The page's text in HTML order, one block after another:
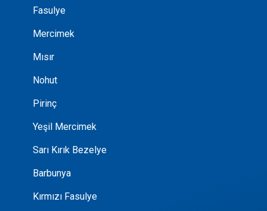
Fasulye
Mercimek
Mısır
Nohut
Pirinç
Yeşil Mercimek
Sarı Kırık Bezelye
Barbunya
Kırmızı Fasulye